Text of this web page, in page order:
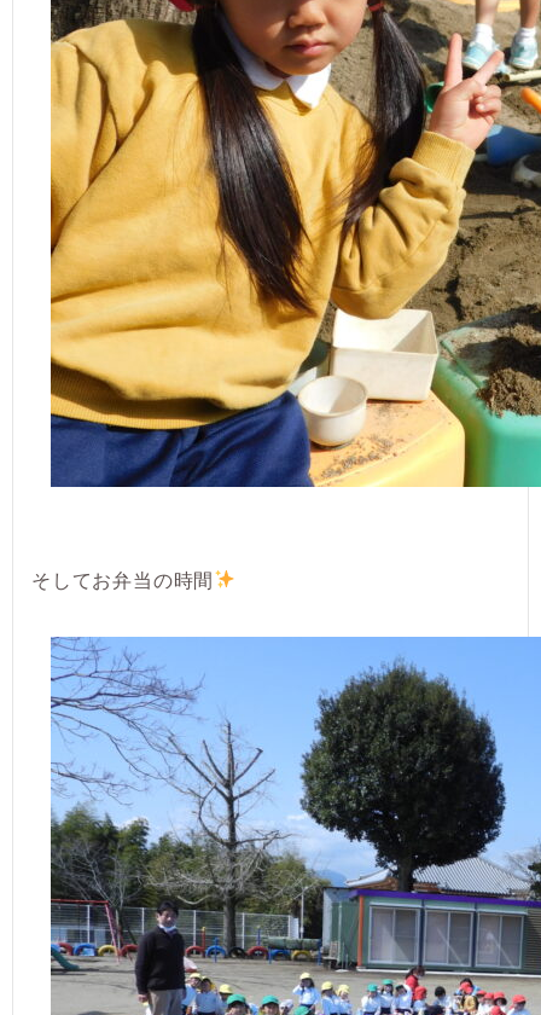
そしてお弁当の時間